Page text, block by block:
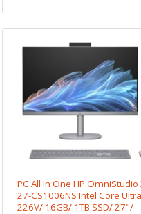
PC All in One HP OmniStudio
27-CS1006NS Intel Core
226V/ 16GB/ 1TB SSD/ 27"/